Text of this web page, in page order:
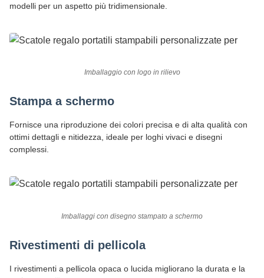
modelli per un aspetto più tridimensionale.
Imballaggio con logo in rilievo
Stampa a schermo
Fornisce una riproduzione dei colori precisa e di alta qualità con
ottimi dettagli e nitidezza, ideale per loghi vivaci e disegni
complessi.
Imballaggi con disegno stampato a schermo
Rivestimenti di pellicola
I rivestimenti a pellicola opaca o lucida migliorano la durata e la